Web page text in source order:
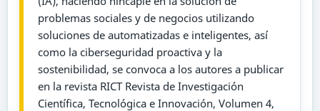
problemas sociales y de negocios utilizando
soluciones de automatizadas e inteligentes, así
como la ciberseguridad proactiva y la
sostenibilidad, se convoca a los autores a publicar
en la revista RICT Revista de Investigación
Científica, Tecnológica e Innovación, Volumen 4,